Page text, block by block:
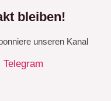
bleiben!
unseren Kanal
Telegram